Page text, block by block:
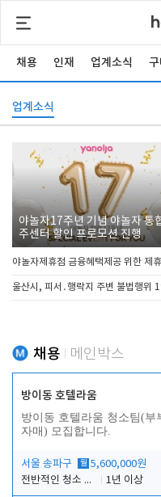
채용 인재 업계소식
업계소식
야놀자17주년 기념 야놀자 통
주센터 할인 프로모션 진행
야놀자제휴점 금융혜택제공 위한 제
울산시, 피서․행락지 주변 불법행위
채용 메인박스
방이동 호텔라움
방이동 호텔라움 청소팀(부
자매) 모집합니다.
서울 송파구 월 5,600,000원
전반적인 청소 업무(객실청소.객실정리)
1년 이상